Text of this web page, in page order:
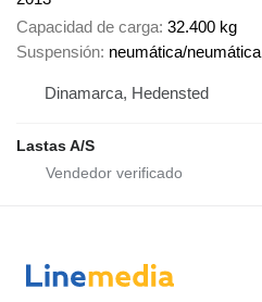
Capacidad de carga 32.400 kg
Suspensión neumática/neumática
Dinamarca, Hedensted
Lastas A/S